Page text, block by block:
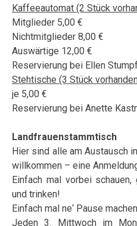
Kaffeeautomat (2 Stück
Mitglieder 5,00 €
Nichtmitglieder 8,00 €
Auswärtige 12,00 €
Reservierung bei Ellen
Stehtische (3 Stück
je 5,00 €
Reservierung bei Anette
Landfrauenstammtisch
Hier sind alle am Austausch
willkommen – eine
Einfach mal vorbei
und trinken!
Einfach mal ne‘ Pause machen
Jeden 3. Mittwoch im